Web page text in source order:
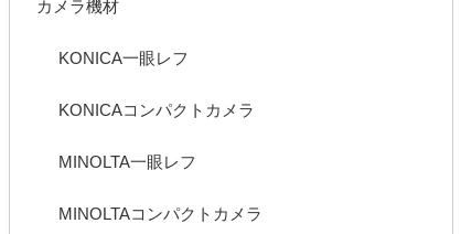
カメラ機材
KONICA一眼レフ
KONICAコンパクトカメラ
MINOLTA一眼レフ
MINOLTAコンパクトカメラ